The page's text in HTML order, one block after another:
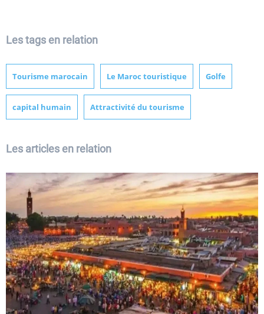
Les tags en relation
Tourisme marocain Le Maroc touristique Golfe
capital humain Attractivité du tourisme
Les articles en relation